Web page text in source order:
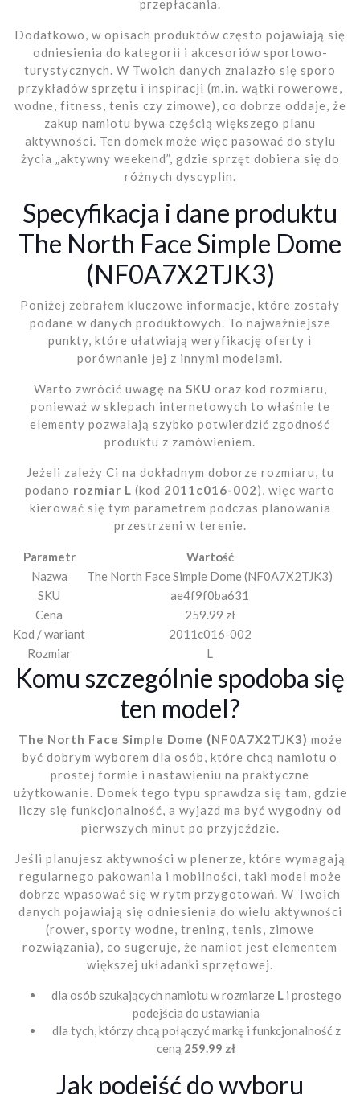
przepłacania.
Dodatkowo, w opisach produktów często pojawiają się
odniesienia do kategorii i akcesoriów sportowo-
turystycznych. W Twoich danych znalazło się sporo
przykładów sprzętu i inspiracji (m.in. wątki rowerowe,
wodne, fitness, tenis czy zimowe), co dobrze oddaje, że
zakup namiotu bywa częścią większego planu
aktywności. Ten domek może więc pasować do stylu
życia „aktywny weekend”, gdzie sprzęt dobiera się do
różnych dyscyplin.
Specyfikacja i dane produktu
The North Face Simple Dome
(NF0A7X2TJK3)
Poniżej zebrałem kluczowe informacje, które zostały
podane w danych produktowych. To najważniejsze
punkty, które ułatwiają weryfikację oferty i
porównanie jej z innymi modelami.
Warto zwrócić uwagę na SKU oraz kod rozmiaru,
ponieważ w sklepach internetowych to właśnie te
elementy pozwalają szybko potwierdzić zgodność
produktu z zamówieniem.
Jeżeli zależy Ci na dokładnym doborze rozmiaru, tu
podano rozmiar L (kod 2011c016-002), więc warto
kierować się tym parametrem podczas planowania
przestrzeni w terenie.
Parametr
Wartość
Nazwa
The North Face Simple Dome (NF0A7X2TJK3)
SKU
ae4f9f0ba631
Cena
259.99 zł
Kod / wariant
2011c016-002
Rozmiar
L
Komu szczególnie spodoba się
ten model?
The North Face Simple Dome (NF0A7X2TJK3) może
być dobrym wyborem dla osób, które chcą namiotu o
prostej formie i nastawieniu na praktyczne
użytkowanie. Domek tego typu sprawdza się tam, gdzie
liczy się funkcjonalność, a wyjazd ma być wygodny od
pierwszych minut po przyjeździe.
Jeśli planujesz aktywności w plenerze, które wymagają
regularnego pakowania i mobilności, taki model może
dobrze wpasować się w rytm przygotowań. W Twoich
danych pojawiają się odniesienia do wielu aktywności
(rower, sporty wodne, trening, tenis, zimowe
rozwiązania), co sugeruje, że namiot jest elementem
większej układanki sprzętowej.
dla osób szukających namiotu w rozmiarze Li prostego
podejścia do ustawiania
dla tych, którzy chcą połączyć markę i funkcjonalność z
ceną 259.99 zł
Jak podejść do wyboru